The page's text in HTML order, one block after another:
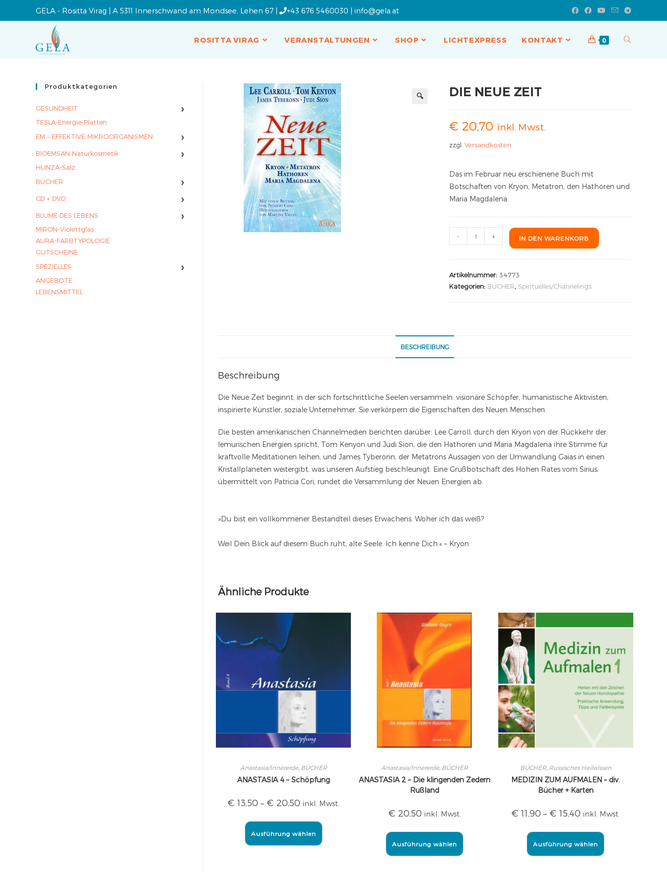
GELA - Rositta Virag | A 5311 Innerschwand am Mondsee, Lehen 67 | +43 676 5460030 | info@gela.at
ROSITTA VIRAG VERANSTALTUNGEN SHOP LICHTEXPRESS KONTAKT 0
DIE NEUE ZEIT
€ 20,70 inkl. Mwst.
zzgl.Versandkosten
Das im Februar neu erschienene Buch mit
Botschaften von Kryon, Metatron, den Hathoren und
Maria Magdalena.
- + IN DEN WARENKORB
Artikelnummer: 34773
Kategorien: BÜCHER,Spirituelles/Channelings
BESCHREIBUNG
Beschreibung
Die Neue Zeit beginnt, in der sich fortschrittliche Seelen versammeln: visionäre Schöpfer, humanistische Aktivisten,
inspirierte Künstler, soziale Unternehmer. Sie verkörpern die Eigenschaften des Neuen Menschen.
Die besten amerikanischen Channelmedien berichten darüber: Lee Carroll, durch den Kryon von der Rückkehr der
lemurischen Energien spricht, Tom Kenyon und Judi Sion, die den Hathoren und Maria Magdalena ihre Stimme für
kraftvolle Meditationen leihen, und James Tyberonn, der Metatrons Aussagen von der Umwandlung Gaias in einen
Kristallplaneten weitergibt, was unseren Aufstieg beschleunigt. Eine Grußbotschaft des Hohen Rates vom Sirius,
übermittelt von Patricia Cori, rundet die Versammlung der Neuen Energien ab.
»Du bist ein vollkommener Bestandteil dieses Erwachens. Woher ich das weiß?
Weil Dein Blick auf diesem Buch ruht, alte Seele. Ich kenne Dich.« – Kryon
Ähnliche Produkte
Anastasia/Innererde, BÜCHER
ANASTASIA 4 – Schöpfung
€ 13,50 – € 20,50 inkl. Mwst.
Ausführung wählen
Anastasia/Innererde, BÜCHER
ANASTASIA 2 – Die klingenden Zedern
Rußland
€ 20,50 inkl. Mwst.
Ausführung wählen
BÜCHER, Russisches Heilwissen
MEDIZIN ZUM AUFMALEN – div.
Bücher + Karten
€ 11,90 – € 15,40 inkl. Mwst.
Ausführung wählen
Produktkategorien
GESUNDHEIT ›
TESLA-Energie-Platten
EM – EFFEKTIVE MIKROORGANISMEN
›
BIOEMSAN Naturkosmetik ›
HUNZA-Salz
BÜCHER
›
CD + DVD ›
BLUME DES LEBENS ›
MIRON-Violettglas
AURA-FARBTYPOLOGIE
GUTSCHEINE
SPEZIELLES
›
ANGEBOTE
LEBENSMITTEL